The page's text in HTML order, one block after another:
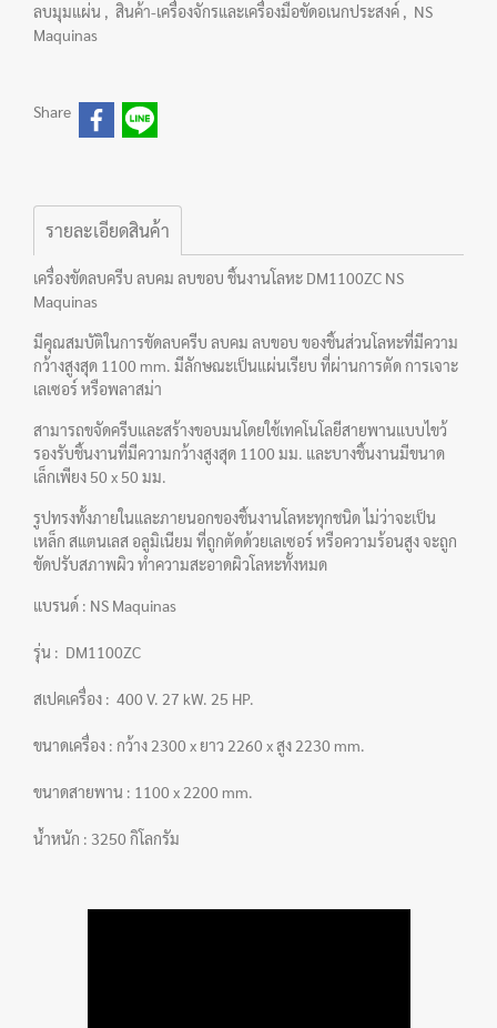
ลบมุมแผ่น , สินค้า-เครื่องจักรและเครื่องมือขัดอเนกประสงค์ , NS
Maquinas
Share
รายละเอียดสินค้า
เครื่องขัดลบครีบ ลบคม ลบขอบ ชิ้นงานโลหะ DM1100ZC NS
Maquinas
มีคุณสมบัติในการขัดลบครีบ ลบคม ลบขอบ ของชิ้นส่วนโลหะที่มีความ
กว้างสูงสุด 1100 mm. มีลักษณะเป็นแผ่นเรียบ ที่ผ่านการตัด การเจาะ
เลเซอร์ หรือพลาสม่า
สามารถขจัดครีบและสร้างขอบมนโดยใช้เทคโนโลยีสายพานแบบไขว้
รองรับชิ้นงานที่มีความกว้างสูงสุด 1100 มม. และบางชิ้นงานมีขนาด
เล็กเพียง 50 x 50 มม.
รูปทรงทั้งภายในและภายนอกของชิ้นงานโลหะทุกชนิด ไม่ว่าจะเป็น
เหล็ก สแตนเลส อลูมิเนียม ที่ถูกตัดด้วยเลเซอร์ หรือความร้อนสูง จะถูก
ขัดปรับสภาพผิว ทำความสะอาดผิวโลหะทั้งหมด
แบรนด์ : NS Maquinas
รุ่น : DM1100ZC
สเปคเครื่อง : 400 V. 27 kW. 25 HP.
ขนาดเครื่อง : กว้าง 2300 x ยาว 2260 x สูง 2230 mm.
ขนาดสายพาน : 1100 x 2200 mm.
น้ำหนัก : 3250 กิโลกรัม